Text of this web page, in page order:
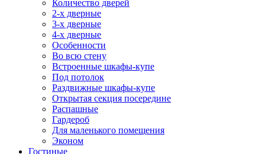
Количество дверей
2-х дверные
3-х дверные
4-х дверные
Особенности
Во всю стену
Встроенные шкафы-купе
Под потолок
Раздвижные шкафы-купе
Открытая секция посередине
Распашные
Гардероб
Для маленького помещения
Эконом
Гостиные